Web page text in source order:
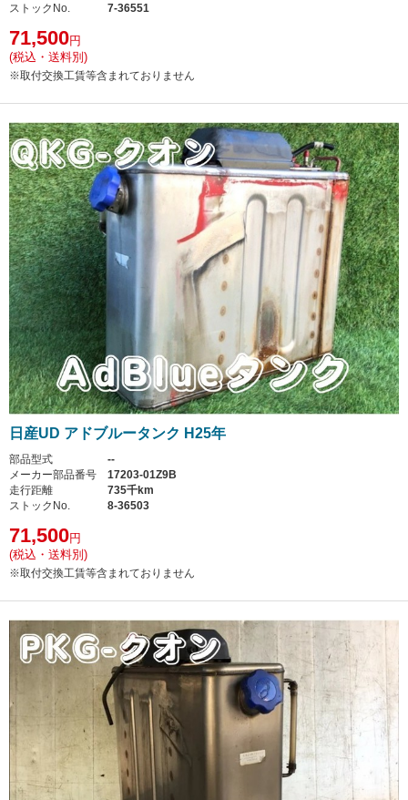
ストックNo.
7-36551
71,500円
(税込・送料別)
※取付交換工賃等含まれておりません
日産UD アドブルータンク H25年
部品型式
--
メーカー部品番号
17203-01Z9B
走行距離
735千km
ストックNo.
8-36503
71,500円
(税込・送料別)
※取付交換工賃等含まれておりません